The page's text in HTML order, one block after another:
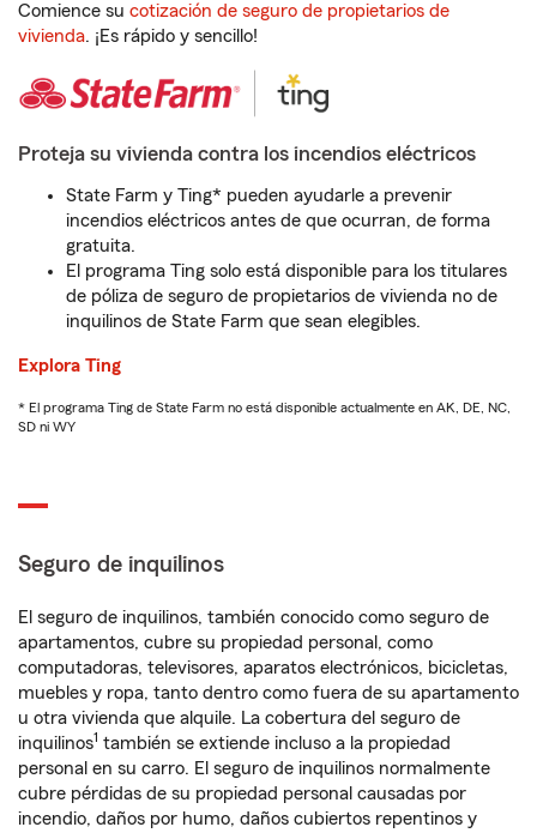
Comience su cotización de seguro de propietarios de
vivienda. ¡Es rápido y sencillo!
Proteja su vivienda contra los incendios eléctricos
State Farm y Ting* pueden ayudarle a prevenir
incendios eléctricos antes de que ocurran, de forma
gratuita.
El programa Ting solo está disponible para los titulares
de póliza de seguro de propietarios de vivienda no de
inquilinos de State Farm que sean elegibles.
Explora Ting
* El programa Ting de State Farm no está disponible actualmente en AK, DE, NC,
SD ni WY
Seguro de inquilinos
El seguro de inquilinos, también conocido como seguro de
apartamentos, cubre su propiedad personal, como
computadoras, televisores, aparatos electrónicos, bicicletas,
muebles y ropa, tanto dentro como fuera de su apartamento
u otra vivienda que alquile. La cobertura del seguro de
inquilinos1 también se extiende incluso a la propiedad
personal en su carro. El seguro de inquilinos normalmente
cubre pérdidas de su propiedad personal causadas por
incendio, daños por humo, daños cubiertos repentinos y